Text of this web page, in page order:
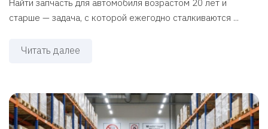
Найти запчасть для автомобиля возрастом 20 лет и
старше — задача, с которой ежегодно сталкиваются ...
Читать далее